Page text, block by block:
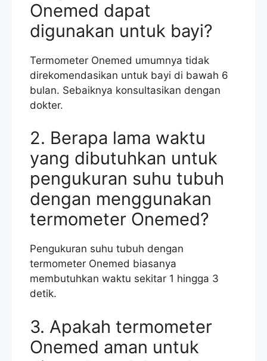
Onemed dapat
digunakan untuk bayi?
Termometer Onemed umumnya tidak
direkomendasikan untuk bayi di bawah 6
bulan. Sebaiknya konsultasikan dengan
dokter.
2. Berapa lama waktu
yang dibutuhkan untuk
pengukuran suhu tubuh
dengan menggunakan
termometer Onemed?
Pengukuran suhu tubuh dengan
termometer Onemed biasanya
membutuhkan waktu sekitar 1 hingga 3
detik.
3. Apakah termometer
Onemed aman untuk